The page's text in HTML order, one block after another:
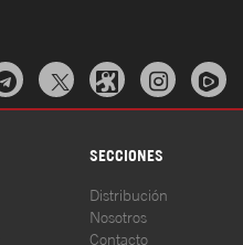
  
SECCIONES
Distribución
Nosotros
Contacto